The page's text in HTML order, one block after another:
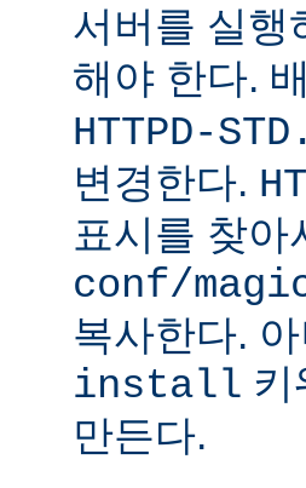
서버를 실행
해야 한다.
HTTPD-
변경한다.
표시를 찾아
conf/
복사한다.
install 키
만든다.